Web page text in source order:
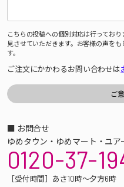
こちらの投稿への個別対応は行ってお
見させていただきます。お客様の声を
す。
ご注文にかかわるお問い合わせは
■ お問合せ
ゆめタウン・ゆめマート・ユア
0120-37-
［受付時間］あさ10時～夕方6時